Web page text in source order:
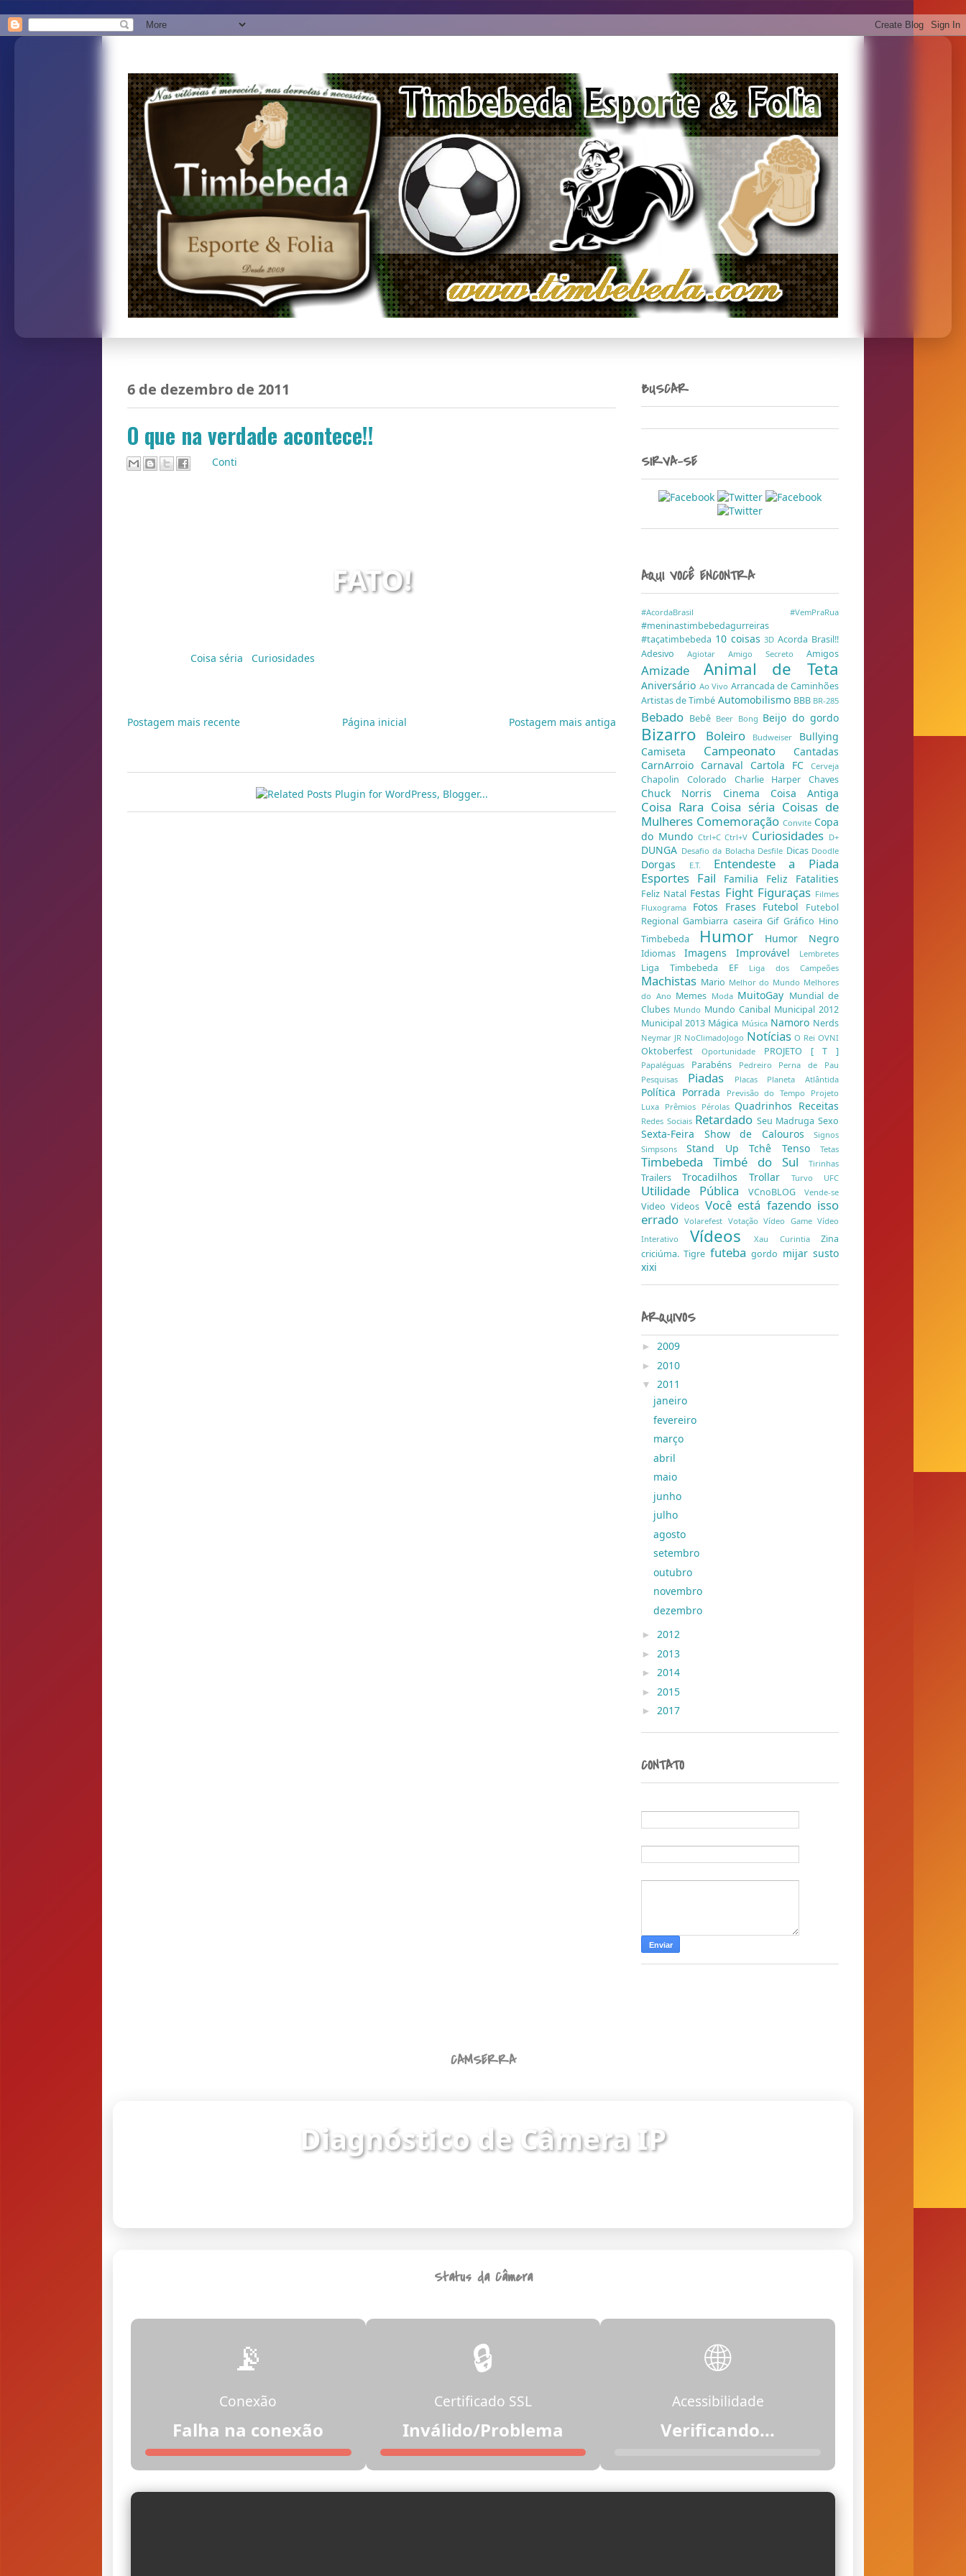
6 de dezembro de 2011
O que na verdade acontece!!
Conti
FATO!
Coisa séria Curiosidades
Postagem mais recente Postagem mais antiga
Página inicial
BUSCAR
SIRVA-SE
AQUI VOCÊ ENCONTRA
#AcordaBrasil #VemPraRua
#meninastimbebedagurreiras
#taçatimbebeda 10 coisas3DAcorda Brasil!!
Adesivo Agiotar Amigo Secreto Amigos
Amizade Animal de Teta
Aniversário Ao Vivo Arrancada de Caminhões
Artistas de Timbé Automobilismo BBB BR-285
Bebado Bebê Beer Bong Beijo do gordo
Bizarro Boleiro Budweiser Bullying
Camiseta Campeonato
Cantadas
CarnArroio Carnaval Cartola FC Cerveja
Chapolin Colorado Charlie Harper Chaves
Chuck Norris Cinema Coisa Antiga
Coisa Rara Coisa séria Coisas de
Mulheres Comemoração Convite Copa
do Mundo Ctrl+C Ctrl+V Curiosidades D+
DUNGA Desafio da Bolacha Desfile Dicas Doodle
Dorgas E.T. Entendeste a Piada
Esportes Fail Familia Feliz Fatalities
Feliz Natal Festas Fight Figuraças Filmes
Fluxograma Fotos Frases Futebol
Futebol
RegionalGambiarra caseiraGif Gráfico Hino
Timbebeda
Humor Humor Negro
Idiomas Imagens Improvável Lembretes
Liga Timbebeda EF Liga dos Campeões
Machistas Mario Melhor do Mundo Melhores
do Ano Memes Moda MuitoGay Mundial de
Clubes Mundo Mundo Canibal Municipal 2012
Municipal 2013 Mágica Música Namoro Nerds
Neymar JR NoClimadoJogo NotíciasO ReiOVNI
Oktoberfest Oportunidade PROJETO [ T ]
Papaléguas Parabéns Pedreiro Perna de Pau
Pesquisas Piadas Placas Planeta Atlântida
Política Porrada Previsão do Tempo Projeto
Luxa Prêmios Pérolas Quadrinhos Receitas
Redes Sociais Retardado Seu MadrugaSexo
Sexta-Feira Show de Calouros
Signos
SimpsonsStand UpTchê TensoTetas
Timbebeda Timbé do Sul Tirinhas
Trailers Trocadilhos Trollar Turvo UFC
Utilidade Pública VCnoBLOG Vende-se
VideoVideos Você está fazendo isso
erradoVolarefest VotaçãoVídeo GameVídeo
Interativo Vídeos Xau Curintia Zina
criciúma. Tigre futebagordo mijarsusto
xixi
ARQUIVOS
► 2009
► 2010
▼ 2011
janeiro
fevereiro
março
abril
maio
junho
julho
agosto
setembro
outubro
novembro
dezembro
► 2012
► 2013
► 2014
► 2015
► 2017
CONTATO
CAMSERRA
Diagnóstico de Câmera IP
Status da Câmera
📡
Conexão
Falha na conexão
🔒
Certificado SSL
Inválido/Problema
🌐
Acessibilidade
Acessível (com